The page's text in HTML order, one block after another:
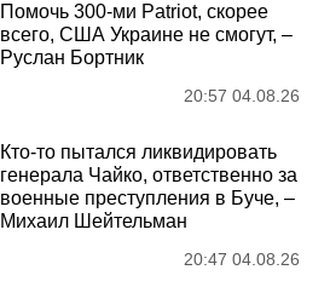
Помочь 300-ми Patriot, скорее
всего, США Украине не смогут, –
Руслан Бортник
20:57 04.08.26
Кто-то пытался ликвидировать
генерала Чайко, ответственно за
военные преступления в Буче, –
Михаил Шейтельман
20:47 04.08.26